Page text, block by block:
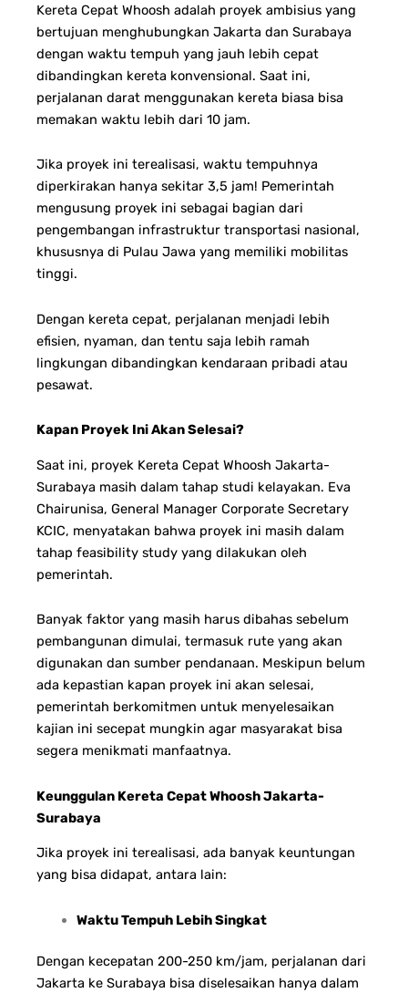
Kereta Cepat Whoosh adalah proyek ambisius yang
bertujuan menghubungkan Jakarta dan Surabaya
dengan waktu tempuh yang jauh lebih cepat
dibandingkan kereta konvensional. Saat ini,
perjalanan darat menggunakan kereta biasa bisa
memakan waktu lebih dari 10 jam.
Jika proyek ini terealisasi, waktu tempuhnya
diperkirakan hanya sekitar 3,5 jam! Pemerintah
mengusung proyek ini sebagai bagian dari
pengembangan infrastruktur transportasi nasional,
khususnya di Pulau Jawa yang memiliki mobilitas
tinggi.
Dengan kereta cepat, perjalanan menjadi lebih
efisien, nyaman, dan tentu saja lebih ramah
lingkungan dibandingkan kendaraan pribadi atau
pesawat.
Kapan Proyek Ini Akan Selesai?
Saat ini, proyek Kereta Cepat Whoosh Jakarta-
Surabaya masih dalam tahap studi kelayakan. Eva
Chairunisa, General Manager Corporate Secretary
KCIC, menyatakan bahwa proyek ini masih dalam
tahap feasibility study yang dilakukan oleh
pemerintah.
Banyak faktor yang masih harus dibahas sebelum
pembangunan dimulai, termasuk rute yang akan
digunakan dan sumber pendanaan. Meskipun belum
ada kepastian kapan proyek ini akan selesai,
pemerintah berkomitmen untuk menyelesaikan
kajian ini secepat mungkin agar masyarakat bisa
segera menikmati manfaatnya.
Keunggulan Kereta Cepat Whoosh Jakarta-
Surabaya
Jika proyek ini terealisasi, ada banyak keuntungan
yang bisa didapat, antara lain:
Waktu Tempuh Lebih Singkat
Dengan kecepatan 200-250 km/jam, perjalanan dari
Jakarta ke Surabaya bisa diselesaikan hanya dalam